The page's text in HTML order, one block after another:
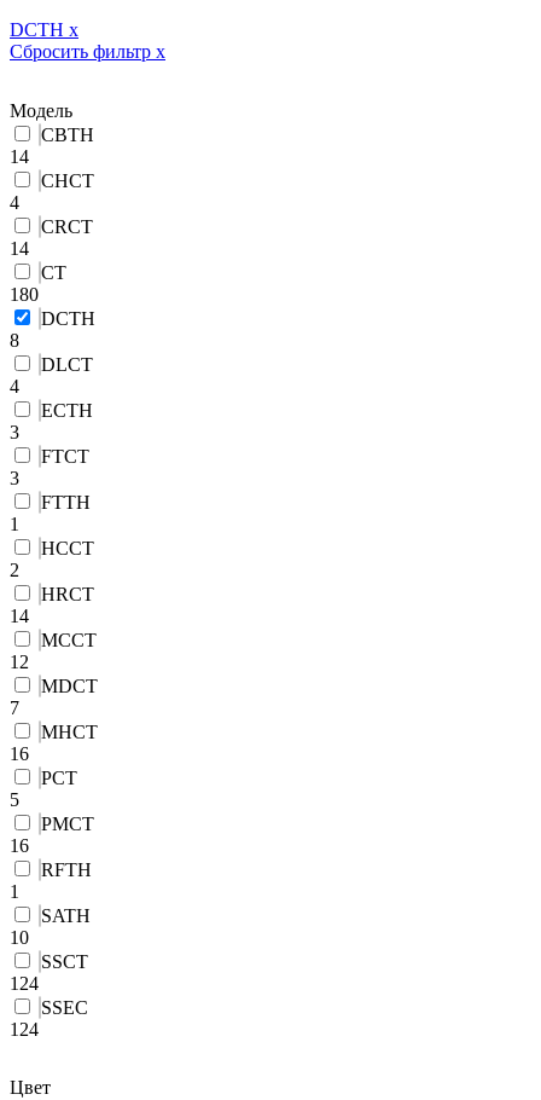
DCTH x
Сбросить фильтр x
Модель
CBTH
14
CHCT
4
CRCT
14
CT
180
DCTH
8
DLCT
4
ECTH
3
FTCT
3
FTTH
1
HCCT
2
HRCT
14
MCCT
12
MDCT
7
MHCT
16
PCT
5
PMCT
16
RFTH
1
SATH
10
SSCT
124
SSEC
124
Цвет